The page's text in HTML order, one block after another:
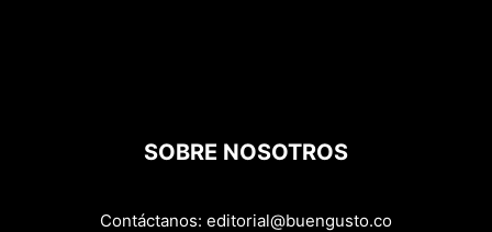
SOBRE NOSOTROS
Contáctanos: editorial@buengusto.co